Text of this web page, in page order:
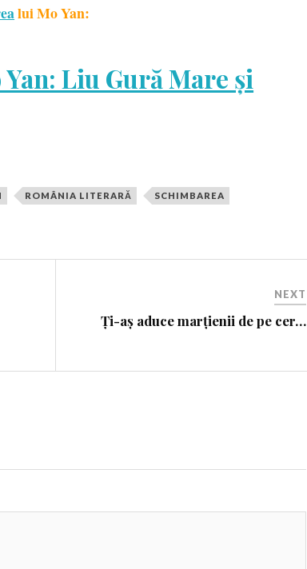
lui Mo Yan:
Liu Gură Mare și
ROMÂNIA LITERARĂ SCHIMBAREA
NEXT
Ți-aș aduce marțienii de pe cer…